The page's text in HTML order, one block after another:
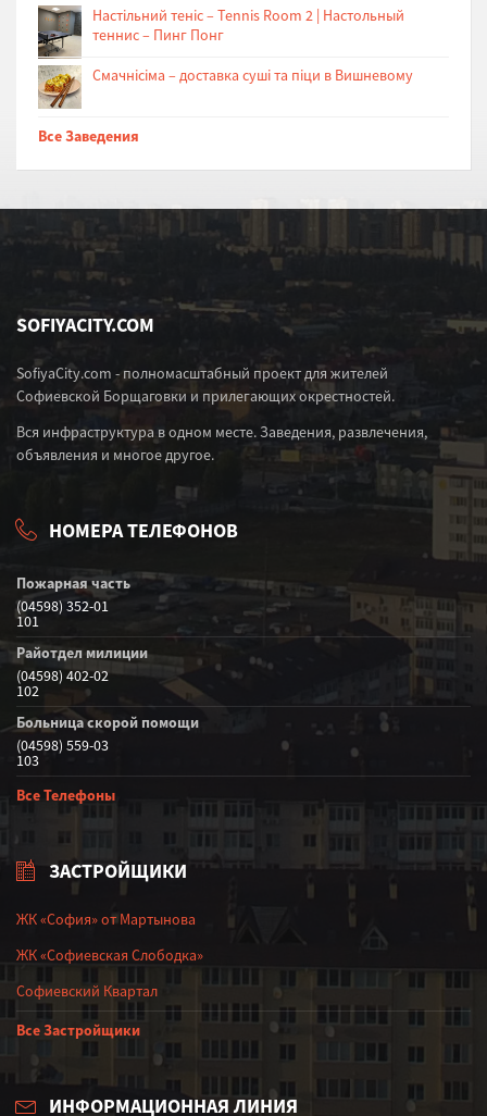
Настільний теніс – Tennis Room 2 | Настольный
теннис – Пинг Понг
Cмачнісіма – доставка суші та піци в Вишневому
Все Заведения
SOFIYACITY.COM
SofiyaCity.com - полномасштабный проект для жителей
Софиевской Борщаговки и прилегающих окрестностей.
Вся инфраструктура в одном месте. Заведения, развлечения,
объявления и многое другое.
НОМЕРА ТЕЛЕФОНОВ
Пожарная часть
(04598) 352-01
101
Райотдел милиции
(04598) 402-02
102
Больница скорой помощи
(04598) 559-03
103
Все Телефоны
ЗАСТРОЙЩИКИ
ЖК «София» от Мартынова
ЖК «Софиевская Слободка»
Софиевский Квартал
Все Застройщики
ИНФОРМАЦИОННАЯ ЛИНИЯ